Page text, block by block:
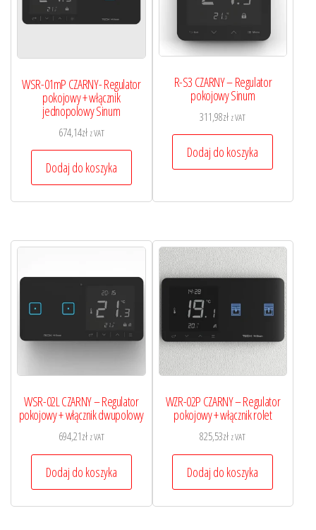
WSR-01mP CZARNY- Regulator
pokojowy + włącznik
jednopolowy Sinum
674,14zł z VAT
Dodaj do koszyka
R-S3 CZARNY – Regulator
pokojowy Sinum
311,98zł z VAT
Dodaj do koszyka
WSR-02L CZARNY – Regulator
pokojowy + włącznik dwupolowy
694,21zł z VAT
Dodaj do koszyka
WZR-02P CZARNY – Regulator
pokojowy + włącznik rolet
825,53zł z VAT
Dodaj do koszyka